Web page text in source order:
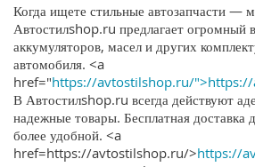
Когда ищете стильные автозапчасти —
Автостилshop.ru предлагает огромный
аккумуляторов, масел и других
автомобиля. <a
href="https://avtostilshop.ru/
В Автостилshop.ru всегда действуют
надежные товары. Бесплатная доставка
более удобной. <a
href=https://avtostilshop.ru/>https://